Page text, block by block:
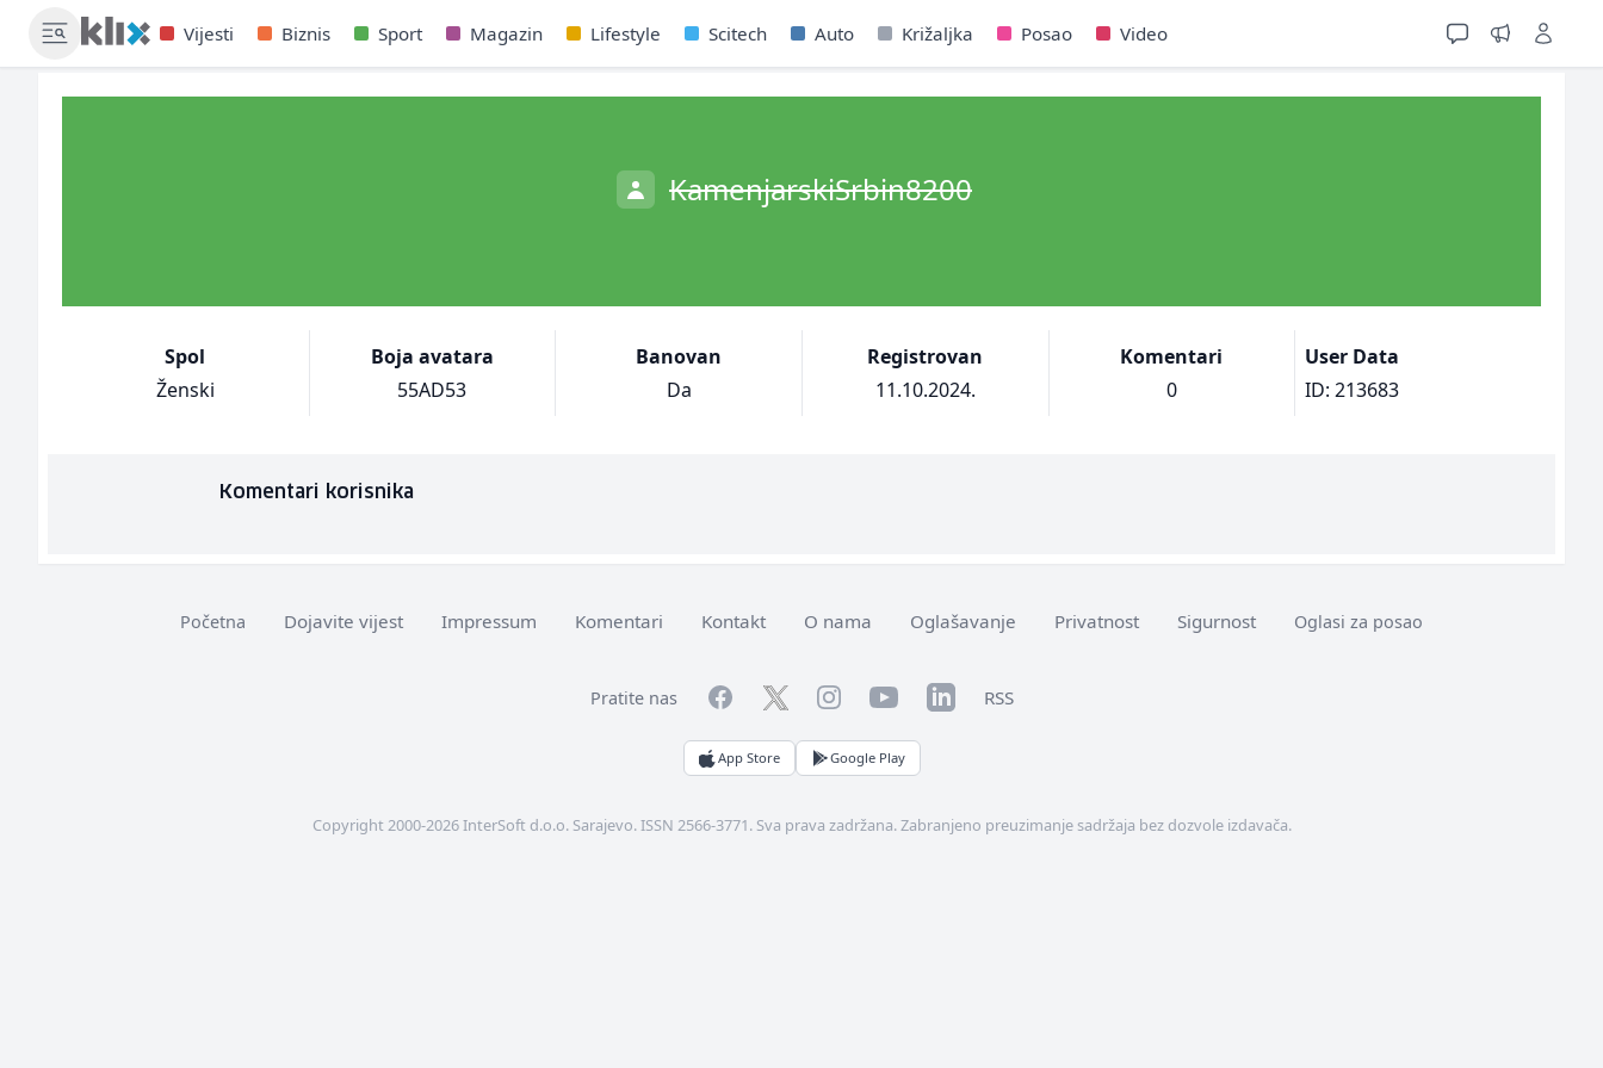
Vijesti Biznis Sport Magazin Lifestyle Scitech Auto Križaljka Posao Video
KamenjarskiSrbin8200
Spol
Ženski
Boja avatara
55AD53
Banovan
Da
Registrovan
11.10.2024.
Komentari
0
User Data
ID: 213683
Komentari korisnika
Početna Dojavite vijest Impressum Komentari Kontakt O nama Oglašavanje Privatnost Sigurnost Oglasi za posao
Pratite nas FacebookTwitterInstagramYouTubeLinkedInRSS
App Store Google Play
Copyright 2000-2026 InterSoft d.o.o. Sarajevo. ISSN 2566-3771. Sva prava zadržana. Zabranjeno preuzimanje sadržaja bez dozvole izdavača.